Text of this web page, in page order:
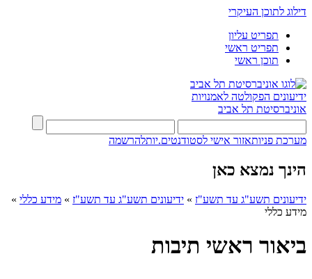
דילוג לתוכן העיקרי
תפריט עליון
תפריט ראשי
תוכן ראשי
ידיעונים הפקולטה לאמנויות
אוניברסיטת תל אביב
מערכת פניותאזור אישי לסטודנטים.יותלהרשמה
הינך נמצא כאן
ידיעונים תשע"ג עד תשע"ז » ידיעונים תשע"ג עד תשע"ז » מידע כללי »
מידע כללי
ביאור ראשי תיבות